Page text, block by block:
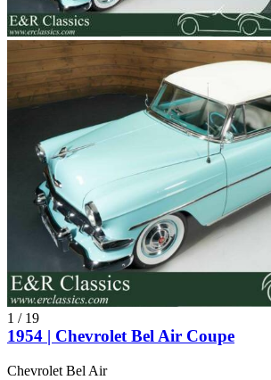
1 / 19
1954 | Chevrolet Bel Air Coupe
Chevrolet Bel Air